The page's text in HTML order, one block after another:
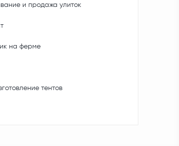
и продажа улиток
на ферме
тентов